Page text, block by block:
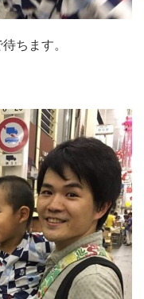
ちます。